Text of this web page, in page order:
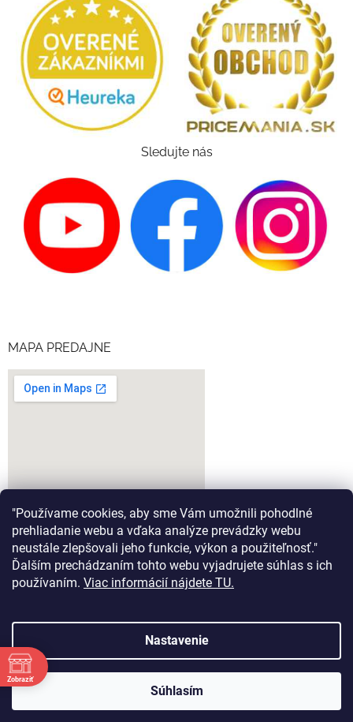
"Používame cookies, aby sme Vám umožnili pohodlné
prehliadanie webu a vďaka analýze prevádzky webu
neustále zlepšovali jeho funkcie, výkon a použiteľnosť."
Ďalším prechádzaním tohto webu vyjadrujete súhlas s ich
používaním. Viac informácií nájdete TU.
Nastavenie
Súhlasím
Sledujte nás
MAPA PREDAJNE
google-map-generator.com
Vytvoril Shoptet
Aeromodel.sk. Všetky práva vyhradené.
Zobraziť